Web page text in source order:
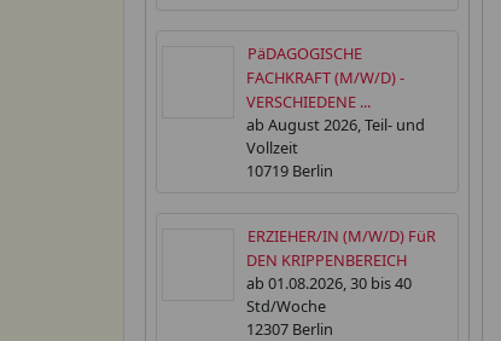
PäDAGOGISCHE
FACHKRAFT (M/W/D) -
VERSCHIEDENE ...
ab August 2026, Teil- und
Vollzeit
10719 Berlin
ERZIEHER/IN (M/W/D) FüR
DEN KRIPPENBEREICH
ab 01.08.2026, 30 bis 40
Std/Woche
12307 Berlin